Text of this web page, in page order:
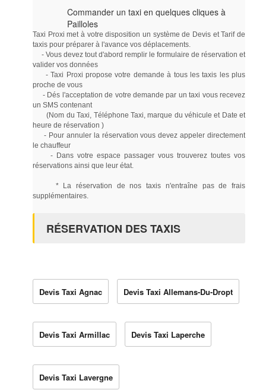
Commander un taxi en quelques cliques à
Pailloles
Taxi Proxi met à votre disposition un système de Devis et Tarif de
taxis pour préparer à l'avance vos déplacements.
- Vous devez tout d'abord remplir le formulaire de réservation et
valider vos données
- Taxi Proxi propose votre demande à tous les taxis les plus
proche de vous
- Dés l'acceptation de votre demande par un taxi vous recevez
un SMS contenant
(Nom du Taxi, Téléphone Taxi, marque du véhicule et Date et
heure de réservation )
- Pour annuler la réservation vous devez appeler directement
le chauffeur
- Dans votre espace passager vous trouverez toutes vos
réservations ainsi que leur état.
* La réservation de nos taxis n'entraîne pas de frais
supplémentaires.
RÉSERVATION DES TAXIS
Devis Taxi Agnac Devis Taxi Allemans-Du-Dropt
Devis Taxi Armillac Devis Taxi Laperche
Devis Taxi Lavergne